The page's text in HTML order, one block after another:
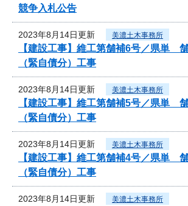
競争入札公告
2023年8月14日更新 美濃土木事務所
【建設工事】維工第舗補6号／県単
（緊自債分）工事
2023年8月14日更新 美濃土木事務所
【建設工事】維工第舗補5号／県単
（緊自債分）工事
2023年8月14日更新 美濃土木事務所
【建設工事】維工第舗補4号／県単
（緊自債分）工事
2023年8月14日更新 美濃土木事務所